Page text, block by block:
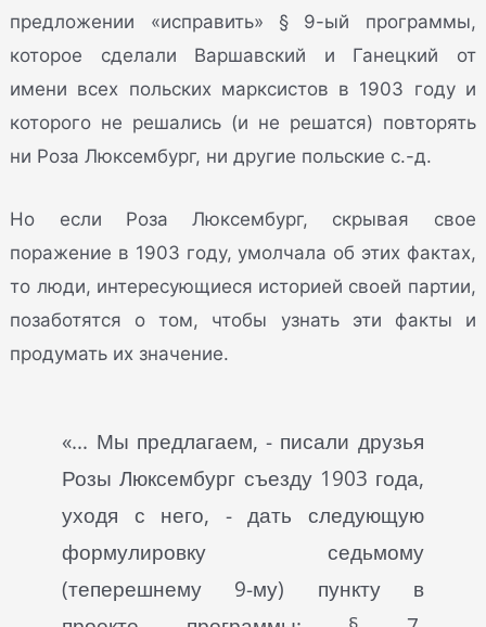
предложении «исправить» § 9-ый программы,
которое сделали Варшавский и Ганецкий от
имени всех польских марксистов в 1903 году и
которого не решались (и не решатся) повторять
ни Роза Люксембург, ни другие польские с.-д.
Но если Роза Люксембург, скрывая свое
поражение в 1903 году, умолчала об этих фактах,
то люди, интересующиеся историей своей партии,
позаботятся о том, чтобы узнать эти факты и
продумать их значение.
«... Мы предлагаем, - писали друзья
Розы Люксембург съезду 1903 года,
уходя с него, - дать следующую
формулировку седьмому
(теперешнему 9-му) пункту в